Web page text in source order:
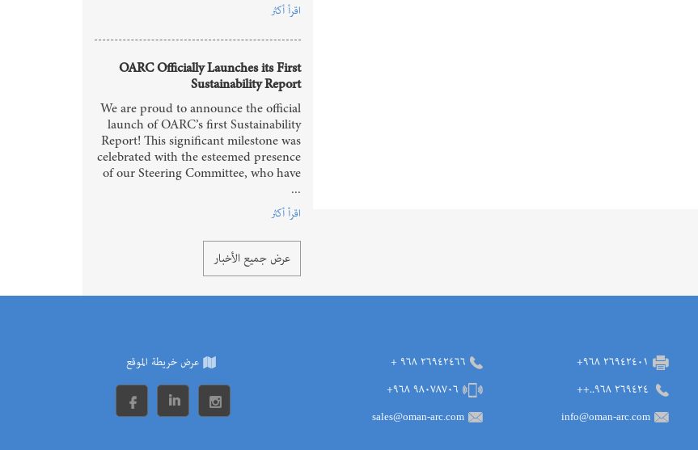
اقرأ أكثر
OARC Officially Launches its First
Sustainability Report
We are proud to announce the official
launch of OARC’s first Sustainability
Report! This significant milestone was
celebrated with the esteemed presence
of our Steering Committee, who have
...
اقرأ أكثر
عرض جميع الأخبار
٢٦٩٤٢٤٠١ ٩٦٨+
info@oman-arc.com
٢٦٩٤٢٤٦٦ ٩٦٨ +
٩٨٠٧٨٧٠٦ ٩٦٨+
sales@oman-arc.com
عرض خريطة الموقع